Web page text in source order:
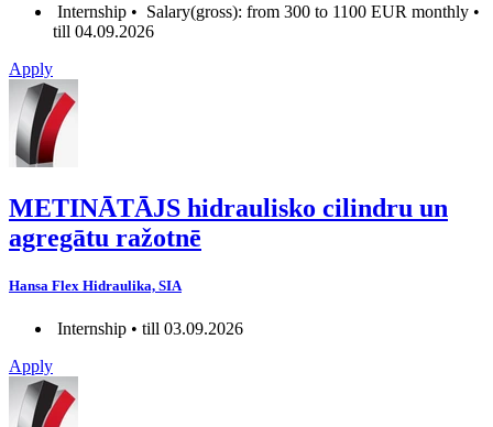
Internship • Salary(gross): from 300 to 1100 EUR monthly •
till 04.09.2026
Apply
METINĀTĀJS hidraulisko cilindru un
agregātu ražotnē
Hansa Flex Hidraulika, SIA
Internship • till 03.09.2026
Apply